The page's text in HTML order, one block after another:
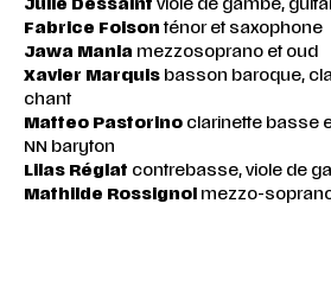
Julie Dessaint viole de gambe,
Fabrice Foisonténor et saxophone
Jawa Manla mezzosoprano et oud
Xavier Marquisbasson baroque,
chant
Matteo Pastorinoclarinette basse
NN baryton
Lilas Réglat contrebasse, viole de
Mathilde Rossignolmezzo-